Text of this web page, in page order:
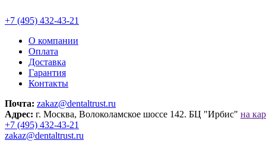
+7 (495) 432-43-21
О компании
Оплата
Доставка
Гарантия
Контакты
Почта: zakaz@dentaltrust.ru
Адрес: г. Москва, Волоколамское шоссе 142. БЦ "Ирбис" на
+7 (495) 432-43-21
zakaz@dentaltrust.ru